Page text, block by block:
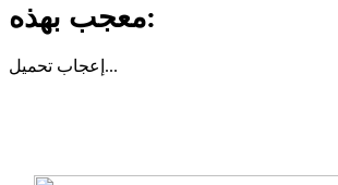
معجب بهذه:
إعجاب تحميل...